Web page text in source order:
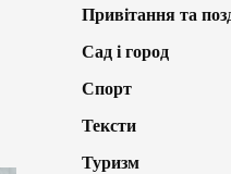
Привітання та
Сад і город
Спорт
Тексти
Туризм